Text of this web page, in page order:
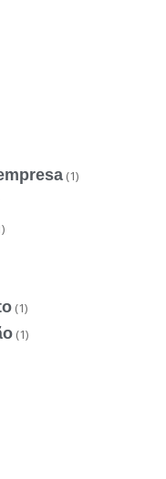
(1)
(1)
(1)